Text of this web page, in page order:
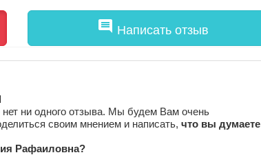
comment Написать отзыв
ни одного отзыва. Мы будем Вам очень
своим мнением и написать, что вы думаете
Рафаиловна?